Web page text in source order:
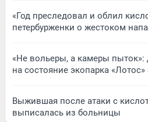
«Год преследовал и облил
петербурженки о жестоком
«Не вольеры, а камеры
на состояние экопарка
Выжившая после атаки с
выписалась из больницы